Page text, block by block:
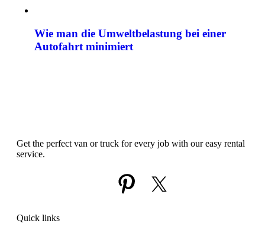
Wie man die Umweltbelastung bei einer
Autofahrt minimiert
Get the perfect van or truck for every job with our easy rental
service.
Quick links